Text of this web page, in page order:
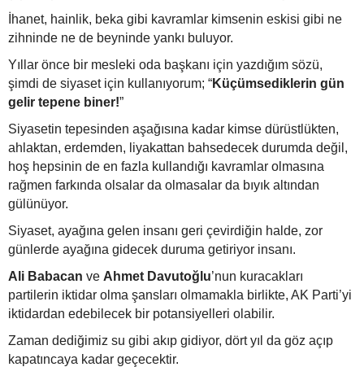
İhanet, hainlik, beka gibi kavramlar kimsenin eskisi gibi ne
zihninde ne de beyninde yankı buluyor.
Yıllar önce bir mesleki oda başkanı için yazdığım sözü,
şimdi de siyaset için kullanıyorum; “Küçümsediklerin gün
gelir tepene biner!”
Siyasetin tepesinden aşağısına kadar kimse dürüstlükten,
ahlaktan, erdemden, liyakattan bahsedecek durumda değil,
hoş hepsinin de en fazla kullandığı kavramlar olmasına
rağmen farkında olsalar da olmasalar da bıyık altından
gülünüyor.
Siyaset, ayağına gelen insanı geri çevirdiğin halde, zor
günlerde ayağına gidecek duruma getiriyor insanı.
Ali Babacan ve Ahmet Davutoğlu’nun kuracakları
partilerin iktidar olma şansları olmamakla birlikte, AK Parti’yi
iktidardan edebilecek bir potansiyelleri olabilir.
Zaman dediğimiz su gibi akıp gidiyor, dört yıl da göz açıp
kapatıncaya kadar geçecektir.